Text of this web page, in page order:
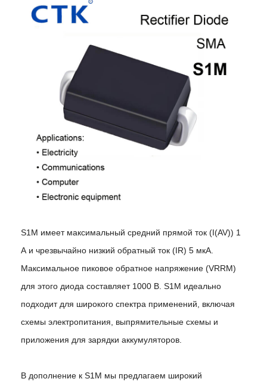
S1M имеет максимальный средний прямой ток (I(AV)) 1
А и чрезвычайно низкий обратный ток (IR) 5 мкА.
Максимальное пиковое обратное напряжение (VRRM)
для этого диода составляет 1000 В. S1M идеально
подходит для широкого спектра применений, включая
схемы электропитания, выпрямительные схемы и
приложения для зарядки аккумуляторов.
В дополнение к S1M мы предлагаем широкий